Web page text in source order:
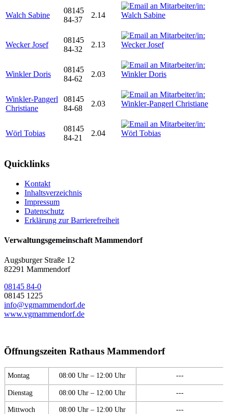
Walch Sabine
08145
84-37
2.14
Wecker Josef
08145
84-32
2.13
Winkler Doris
08145
84-62
2.03
Winkler-Pangerl
Christiane
08145
84-68
2.03
Wörl Tobias
08145
84-21
2.04
Quicklinks
Kontakt
Inhaltsverzeichnis
Impressum
Datenschutz
Erklärung zur Barrierefreiheit
Verwaltungsgemeinschaft Mammendorf
Augsburger Straße 12
82291 Mammendorf
08145 84-0
08145 1225
info@vgmammendorf.de
www.vgmammendorf.de
Öffnungszeiten Rathaus Mammendorf
Montag 08:00 Uhr – 12:00 Uhr ---
Dienstag 08:00 Uhr – 12:00 Uhr ---
Mittwoch 08:00 Uhr – 12:00 Uhr ---